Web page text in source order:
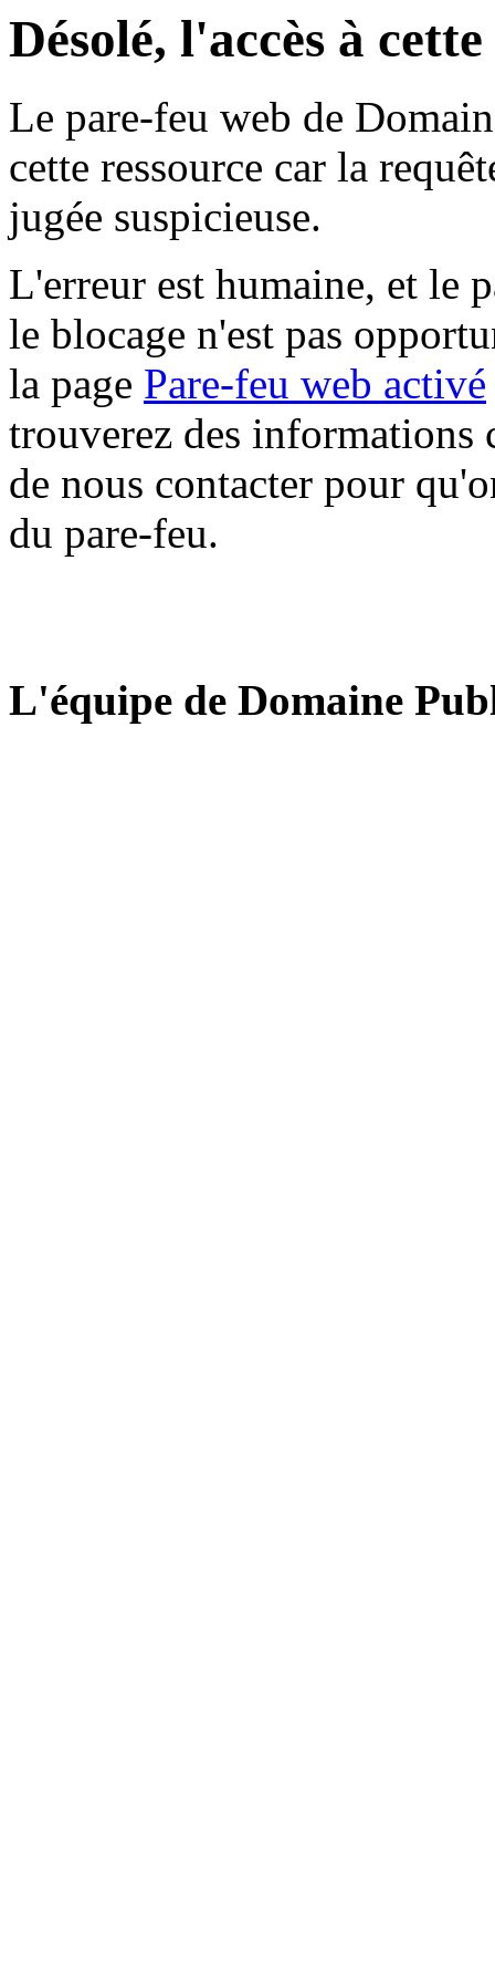
Désolé, l'accès à
Le pare-feu web de
cette ressource car la
jugée suspicieuse.
L'erreur est humaine, et le
le blocage n'est pas
la page Pare-feu web activé
trouverez des informations
de nous contacter pour
du pare-feu.
L'équipe de Domaine